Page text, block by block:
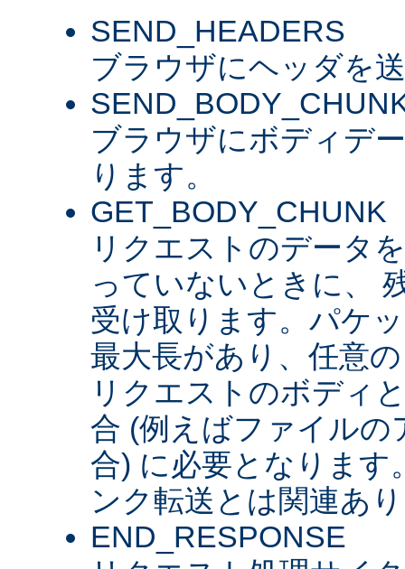
SEND_HEADERS
ブラウザにヘッダを
ブラウザにボディデ
ります。
GET_BODY_CHUNK
リクエストのデータ
っていないときに、
受け取ります。パケ
最大長があり、任意
リクエストのボディ
合 (例えばファイルの
合) に必要となります
ンク転送とは関連あ
END_RESPONSE